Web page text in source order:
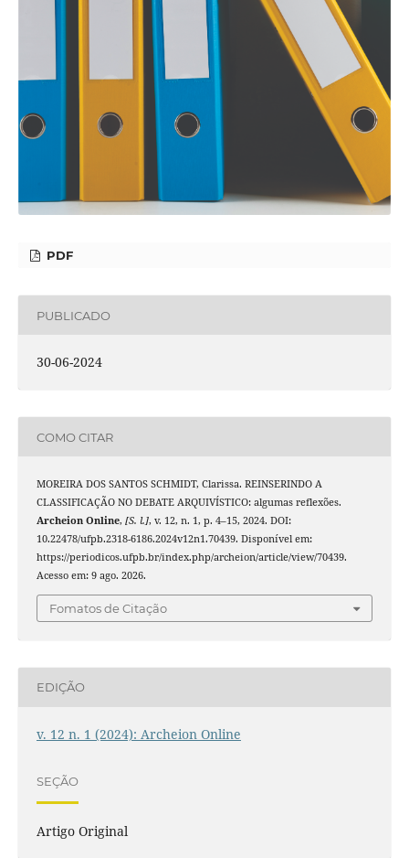
PDF
PUBLICADO
30-06-2024
COMO CITAR
MOREIRA DOS SANTOS SCHMIDT, Clarissa. REINSERINDO A
CLASSIFICAÇÃO NO DEBATE ARQUIVÍSTICO: algumas reflexões.
Archeion Online, [S. l.], v. 12, n. 1, p. 4–15, 2024. DOI:
10.22478/ufpb.2318-6186.2024v12n1.70439. Disponível em:
https://periodicos.ufpb.br/index.php/archeion/article/view/70439.
Acesso em: 9 ago. 2026.
Fomatos de Citação
EDIÇÃO
v. 12 n. 1 (2024): Archeion Online
SEÇÃO
Artigo Original